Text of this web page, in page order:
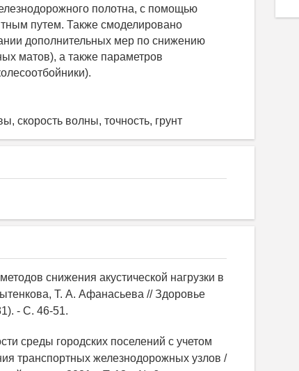
полотна, с помощью
путем. Также смоделировано
дополнительных мер по снижению
матов), а также параметров
скорость волны, точность, грунт
снижения акустической нагрузки в
Т. А. Афанасьева // Здоровье
- С. 46-51.
среды городских поселений с учетом
транспортных железнодорожных узлов /